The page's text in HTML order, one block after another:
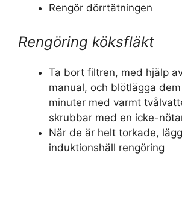
Rengör dörrtätningen
Rengöring köksfläkt
Ta bort filtren, med hjälp
manual, och blötlägga
minuter med varmt
skrubbar med en icke-
När de är helt torkade,
induktionshäll rengöring